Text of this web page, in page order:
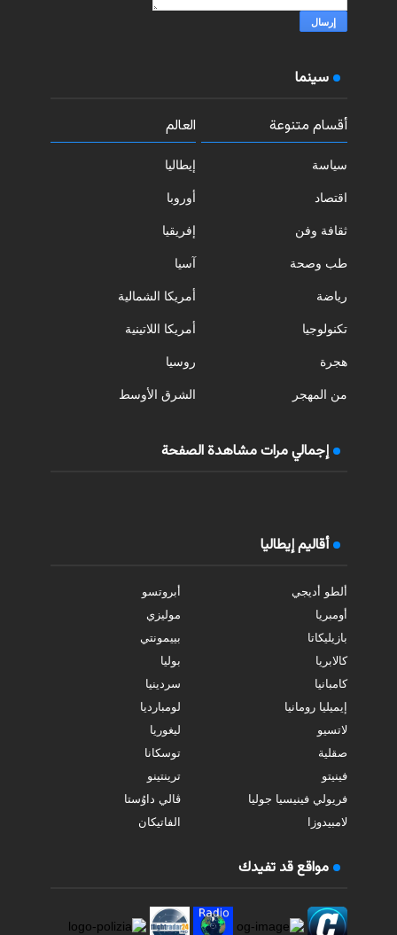
سينما
أقسام متنوعة
سياسة
اقتصاد
ثقافة وفن
طب وصحة
رياضة
تكنولوجيا
هجرة
من المهجر
العالم
إيطاليا
أوروبا
إفريقيا
آسيا
أمريكا الشمالية
أمريكا اللاتينية
روسيا
الشرق الأوسط
إجمالي مرات مشاهدة الصفحة
أقاليم إيطاليا
ألطو أديجي
أبروتسو
أومبريا
موليزي
بازيليكاتا
بييمونتي
كالابريا
بوليا
كامبانيا
سردينيا
إيميليا رومانيا
لومبارديا
لاتسيو
ليغوريا
صقلية
توسكانا
فينيتو
ترينتينو
فريولي فينيسيا جوليا
ڤالي داوُستا
لامبيدوزا
الفاتيكان
مواقع قد تفيدك